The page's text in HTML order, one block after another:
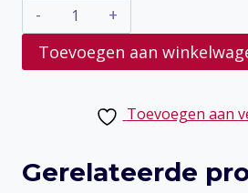
Tafellamp
Hendrik
aantal
Toevoegen aan
Toevoegen aan
Gerelateerde